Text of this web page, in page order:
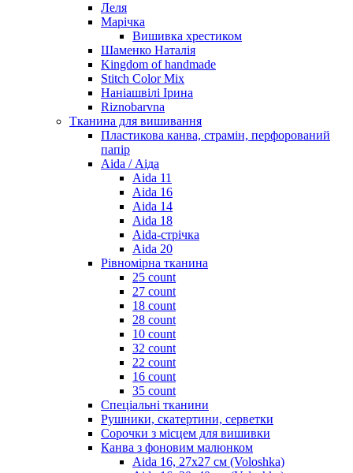
Леля
Марічка
Вишивка хрестиком
Шаменко Наталія
Kingdom of handmade
Stitch Color Mix
Наніашвілі Ірина
Riznobarvna
Тканина для вишивання
Пластикова канва, страмін, перфорований
папір
Aida / Аіда
Aida 11
Aida 16
Aida 14
Aida 18
Aida-стрічка
Aida 20
Рівномірна тканина
25 count
27 count
18 count
28 count
10 count
32 count
22 count
16 count
35 count
Спеціальні тканини
Рушники, скатертини, серветки
Сорочки з місцем для вишивки
Канва з фоновим малюнком
Aida 16, 27х27 см (Voloshka)